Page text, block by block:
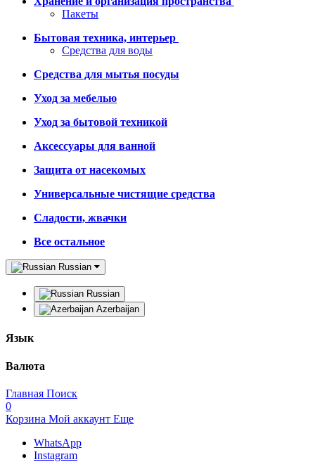
Пакеты
Бытовая техника, интерьер
Средства для воды
Средства для мытья посуды
Уход за мебелью
Уход за бытовой техникой
Аксессуары для ванной
Защита от насекомых
Универсальные чистящие средства
Сладости, жвачки
Все остальное
Russian
Russian
Azerbaijan
Язык
Валюта
Главная Поиск
0
Корзина Мой аккаунт Еще
WhatsApp
Instagram